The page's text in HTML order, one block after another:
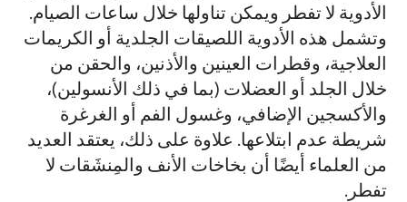
الأدوية لا تفطر ويمكن تناولها خلال ساعات الصيام.
وتشمل هذه الأدوية اللصيقات الجلدية أو الكريمات
العلاجية، وقطرات العينين والأذنين، والحقن من
خلال الجلد أو العضلات (بما في ذلك الأنسولين)،
والأكسجين الإضافي، وغسول الفم أو الغرغرة
شريطة عدم ابتلاعها. علاوة على ذلك، يعتقد العديد
من العلماء أيضًا أن بخاخات الأنف والمِنشَقات لا
تفطر.